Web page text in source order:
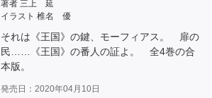
著者 三上 延
イラスト 椎名 優
それは《王国》の鍵、モーフィアス。 扉の
民……《王国》の番人の証よ。 全4巻の合
本版。
発売日：2020年04月10日